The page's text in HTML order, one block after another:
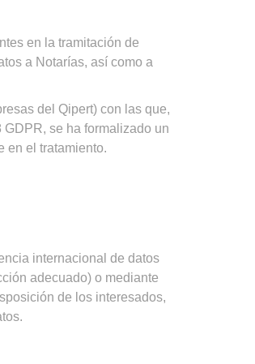
en la tramitación de
a Notarías, así como a
del Qipert) con las que,
se ha formalizado un
en el tratamiento.
internacional de datos
adecuado) o mediante
de los interesados,